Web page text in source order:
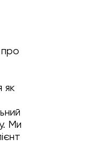
про
як
Ми